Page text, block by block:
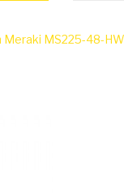
Meraki MS225-48-